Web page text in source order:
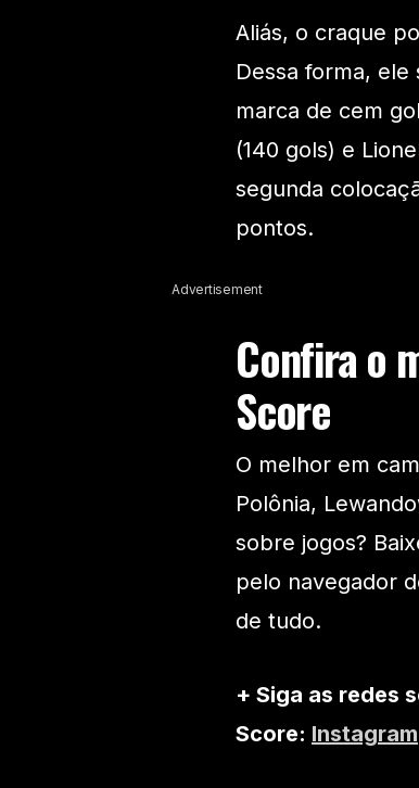
Aliás, o craque
Dessa forma,
marca de cem
(140 gols) e
segunda
pontos.
Advertisement
Confira o
Score
O melhor em
Polônia,
sobre jogos?
pelo navegador
de tudo.
+ Siga as redes
Score: Instagram